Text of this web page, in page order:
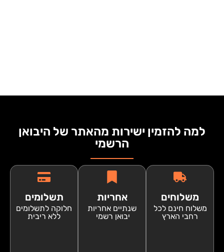
למה להזמין ישירות מהאתר של היבואן
הרשמי
משלוחים
משלוח חינם לכל
רחבי הארץ
אחריות
שנתיים אחריות
יבואן רשמי
תשלומים
חלוקה לתשלומים
ללא ריבית